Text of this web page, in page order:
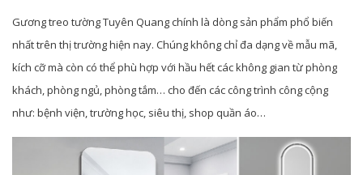
Gương treo tường Tuyên Quang chính là dòng sản phẩm phổ biến
nhất trên thị trường hiện nay. Chúng không chỉ đa dạng về mẫu mã,
kích cỡ mà còn có thể phù hợp với hầu hết các không gian từ phòng
khách, phòng ngủ, phòng tắm… cho đến các công trình công cộng
như: bệnh viện, trường học, siêu thị, shop quần áo…